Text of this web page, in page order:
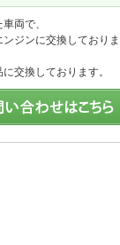
両で、
ジンに交換しており
交換しております。